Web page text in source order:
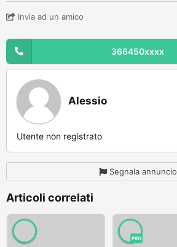
Invia ad un amico
366450xxxx
Alessio
Utente non registrato
Segnala annuncio
Articoli correlati
PRO